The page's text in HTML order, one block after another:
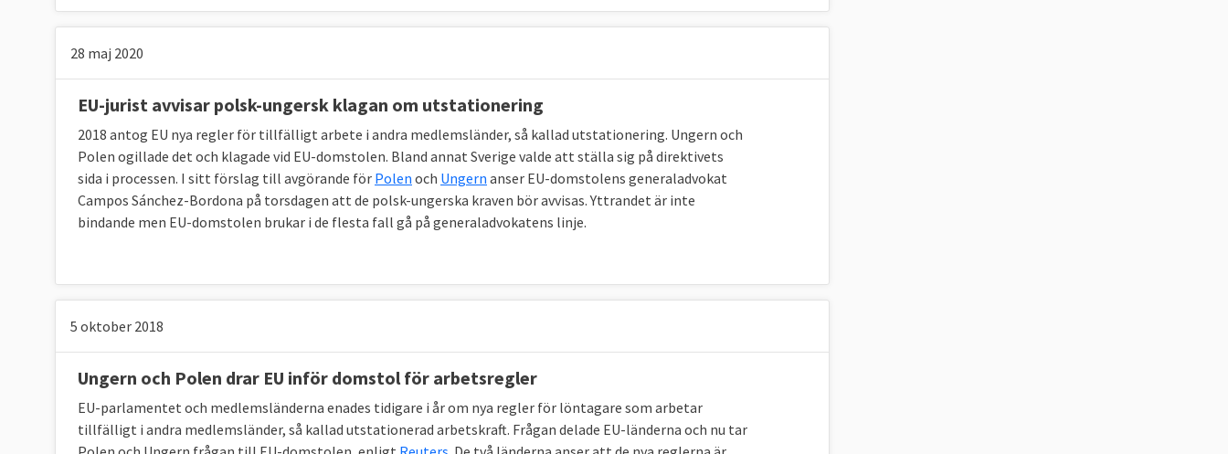
28 maj 2020
EU-jurist avvisar polsk-ungersk klagan om utstationering
2018 antog EU nya regler för tillfälligt arbete i andra medlemsländer, så kallad utstationering. Ungern och
Polen ogillade det och klagade vid EU-domstolen. Bland annat Sverige valde att ställa sig på direktivets
sida i processen. I sitt förslag till avgörande för Polen och Ungern anser EU-domstolens generaladvokat
Campos Sánchez-Bordona på torsdagen att de polsk-ungerska kraven bör avvisas. Yttrandet är inte
bindande men EU-domstolen brukar i de flesta fall gå på generaladvokatens linje.
5 oktober 2018
Ungern och Polen drar EU inför domstol för arbetsregler
EU-parlamentet och medlemsländerna enades tidigare i år om nya regler för löntagare som arbetar
tillfälligt i andra medlemsländer, så kallad utstationerad arbetskraft. Frågan delade EU-länderna och nu tar